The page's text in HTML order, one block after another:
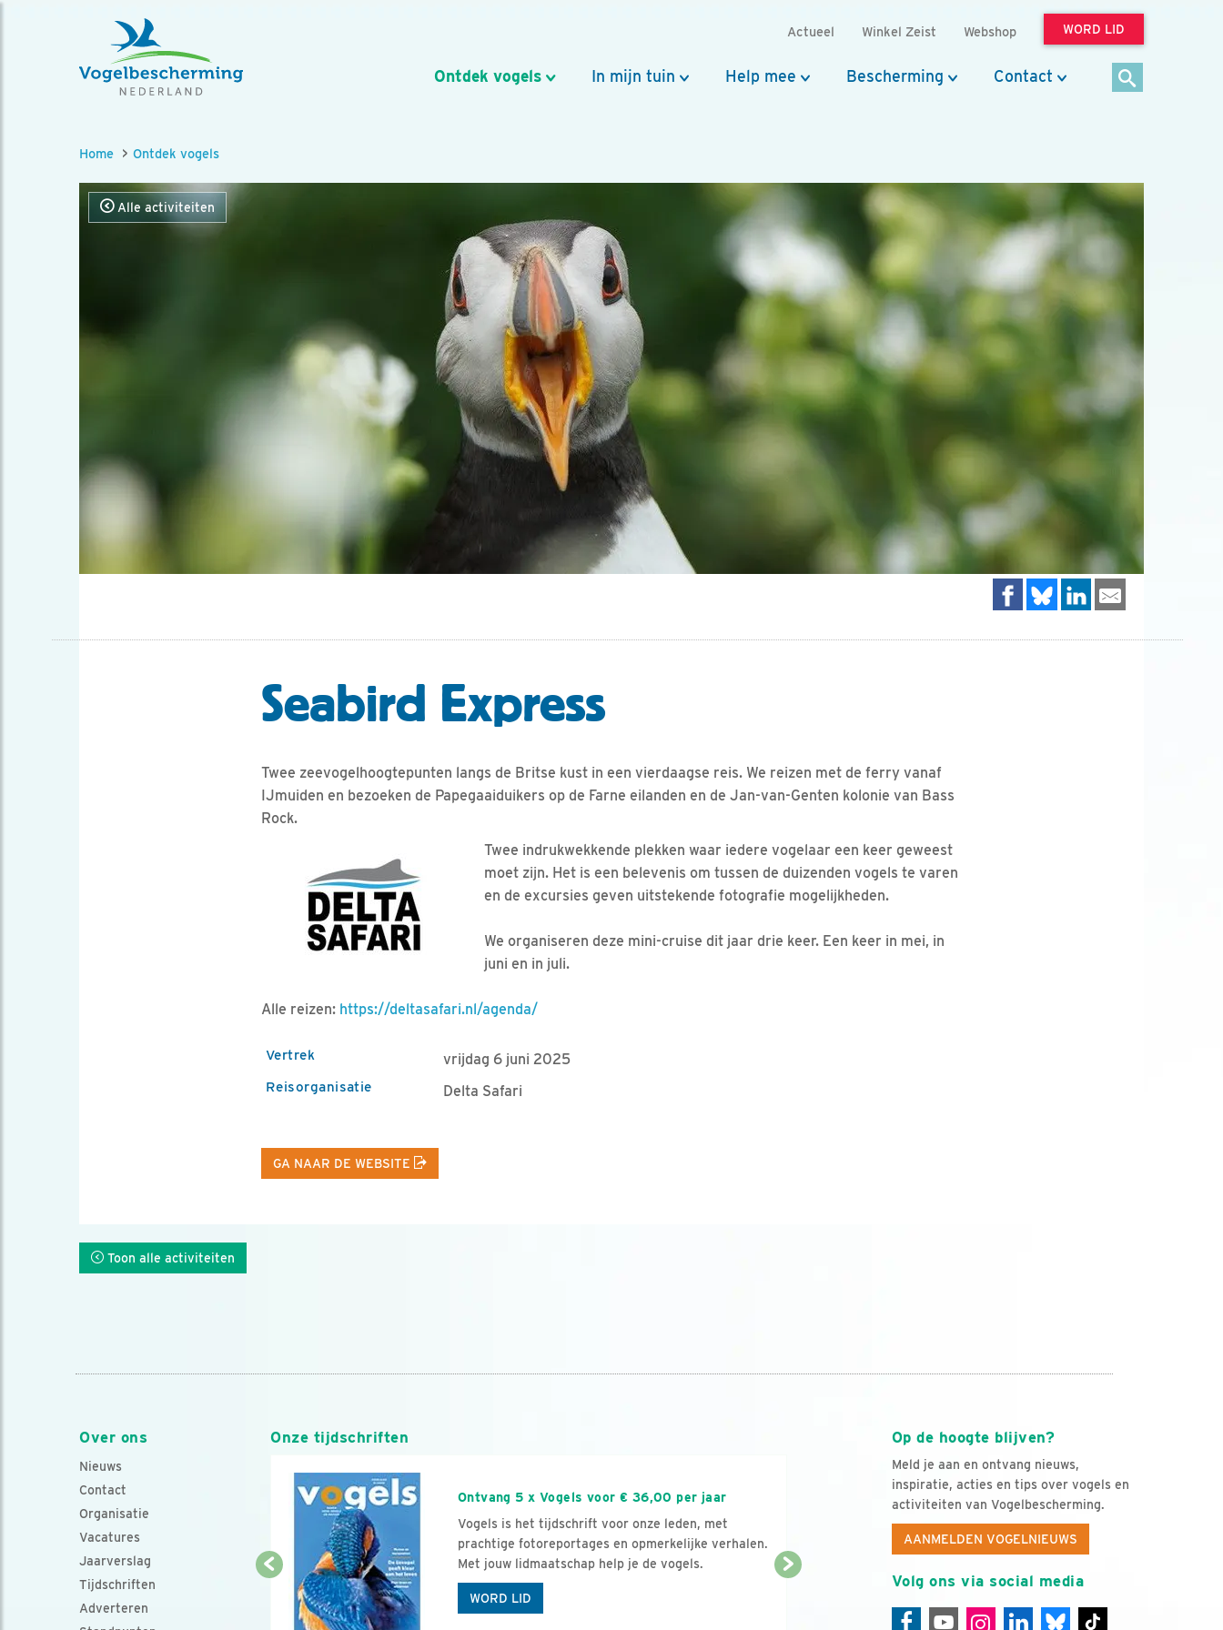
Actueel Winkel Zeist Webshop WORD LID
Ontdek vogels In mijn tuin Help mee Bescherming Contact
Home Ontdek vogels
Alle activiteiten
Seabird Express
Twee zeevogelhoogtepunten langs de Britse kust in een vierdaagse reis. We reizen met de ferry vanaf
IJmuiden en bezoeken de Papegaaiduikers op de Farne eilanden en de Jan-van-Genten kolonie van Bass
Rock.
Twee indrukwekkende plekken waar iedere vogelaar een keer geweest
moet zijn. Het is een belevenis om tussen de duizenden vogels te varen
en de excursies geven uitstekende fotografie mogelijkheden.
We organiseren deze mini-cruise dit jaar drie keer. Een keer in mei, in
juni en in juli.
Alle reizen: https://deltasafari.nl/agenda/
Vertrek
vrijdag 6 juni 2025
Reisorganisatie
Delta Safari
GA NAAR DE WEBSITE
Toon alle activiteiten
Over ons
Nieuws
Contact
Organisatie
Vacatures
Jaarverslag
Tijdschriften
Adverteren
Op de hoogte blijven?
Meld je aan en ontvang nieuws,
inspiratie, acties en tips over vogels en
activiteiten van Vogelbescherming.
AANMELDEN VOGELNIEUWS
Volg ons via social media
Onze tijdschriften
Ontvang 5 x Vogels voor € 36,00 per jaar
Vogels is het tijdschrift voor onze leden, met
prachtige fotoreportages en opmerkelijke verhalen.
Met jouw lidmaatschap help je de vogels.
WORD LID